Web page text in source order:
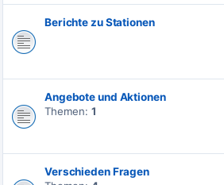
Berichte zu Stationen
Angebote und Aktionen
Themen: 1
Verschieden Fragen